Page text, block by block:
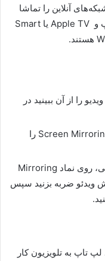
آنلاین را تماشا
کنید. برای این کار مطمئن شوید که لپ تاپ و Apple TV یا Smart
را از آن ببینید در
در قسمت کنترل پخش ویدئو، نماد Screen Mirroring را
برای پایان دادن به جلسه پخش جریانی، روی نماد Mirroring
ویدئو ضربه بزنید سپس
تاپ به تلویزیون کار